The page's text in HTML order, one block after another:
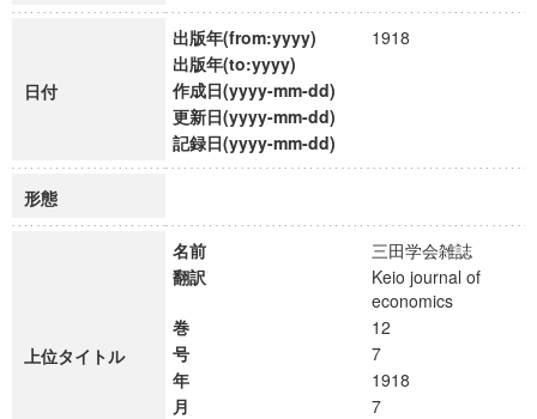
日付
出版年(from:yyyy)
1918
出版年(to:yyyy)
作成日(yyyy-mm-dd)
更新日(yyyy-mm-dd)
記録日(yyyy-mm-dd)
形態
上位タイトル
名前
三田学会雑誌
翻訳
Keio journal of
economics
巻
12
号
7
年
1918
月
7